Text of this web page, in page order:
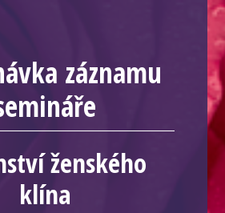
záznamu
ženského
klína